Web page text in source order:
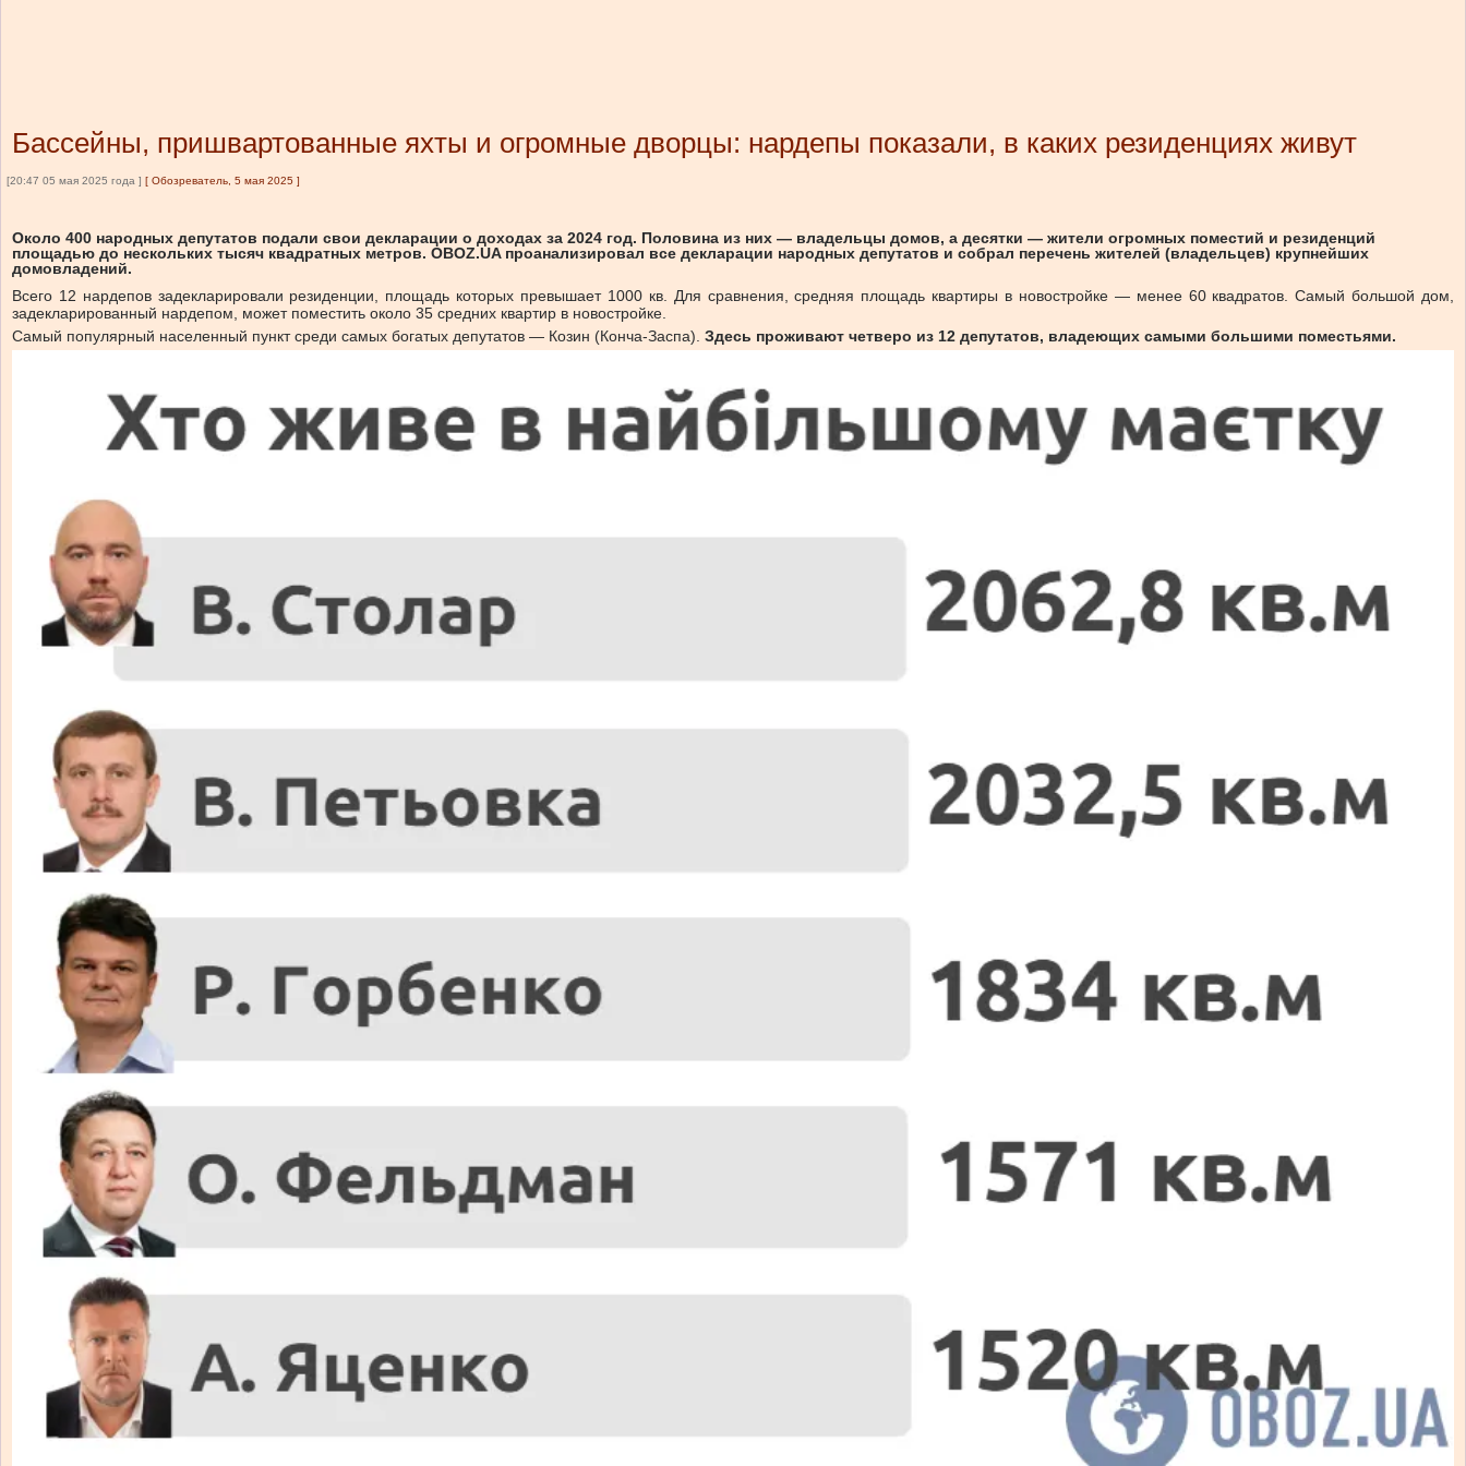
Бассейны, пришвартованные яхты и огромные дворцы: нардепы показали, в каких резиденциях живут
[20:47 05 мая 2025 года ] [ Обозреватель, 5 мая 2025 ]
Около 400 народных депутатов подали свои декларации о доходах за 2024 год. Половина из них — владельцы домов, а десятки — жители огромных поместий и резиденций
площадью до нескольких тысяч квадратных метров. OBOZ.UA проанализировал все декларации народных депутатов и собрал перечень жителей (владельцев) крупнейших
домовладений.
Всего 12 нардепов задекларировали резиденции, площадь которых превышает 1000 кв. Для сравнения, средняя площадь квартиры в новостройке — менее 60 квадратов. Самый большой дом,
задекларированный нардепом, может поместить около 35 средних квартир в новостройке.
Самый популярный населенный пункт среди самых богатых депутатов — Козин (Конча-Заспа). Здесь проживают четверо из 12 депутатов, владеющих самыми большими поместьями.